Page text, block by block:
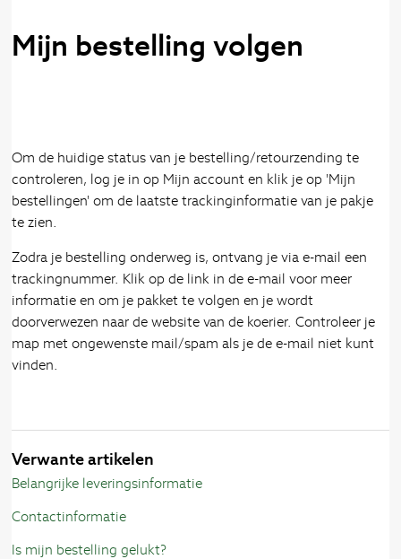
Mijn bestelling volgen
Om de huidige status van je bestelling/retourzending te
controleren, log je in op Mijn account en klik je op 'Mijn
bestellingen' om de laatste trackinginformatie van je pakje
te zien.
Zodra je bestelling onderweg is, ontvang je via e-mail een
trackingnummer. Klik op de link in de e-mail voor meer
informatie en om je pakket te volgen en je wordt
doorverwezen naar de website van de koerier. Controleer je
map met ongewenste mail/spam als je de e-mail niet kunt
vinden.
Verwante artikelen
Belangrijke leveringsinformatie
Contactinformatie
Is mijn bestelling gelukt?